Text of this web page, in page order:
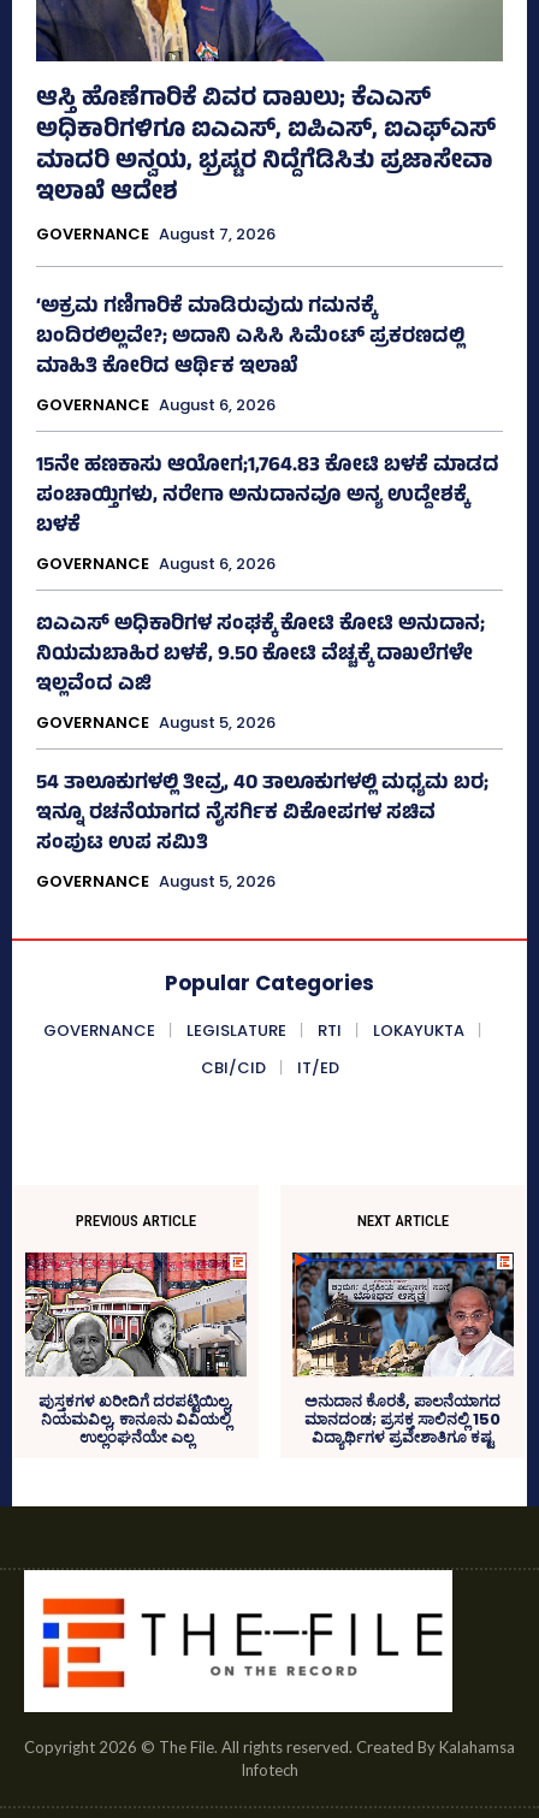
ಆಸ್ತಿ ಹೊಣೆಗಾರಿಕೆ ವಿವರ ದಾಖಲು; ಕೆಎಎಸ್
ಅಧಿಕಾರಿಗಳಿಗೂ ಐಎಎಸ್‌, ಐಪಿಎಸ್‌, ಐಎಫ್‌ಎಸ್‌
ಮಾದರಿ ಅನ್ವಯ, ಭ್ರಷ್ಟರ ನಿದ್ದೆಗೆಡಿಸಿತು ಪ್ರಜಾಸೇವಾ
ಇಲಾಖೆ ಆದೇಶ
GOVERNANCE August 7, 2026
‘ಅಕ್ರಮ ಗಣಿಗಾರಿಕೆ ಮಾಡಿರುವುದು ಗಮನಕ್ಕೆ
ಬಂದಿರಲಿಲ್ಲವೇ?; ಅದಾನಿ ಎಸಿಸಿ ಸಿಮೆಂಟ್ ಪ್ರಕರಣದಲ್ಲಿ
ಮಾಹಿತಿ ಕೋರಿದ ಆರ್ಥಿಕ ಇಲಾಖೆ
GOVERNANCE August 6, 2026
15ನೇ ಹಣಕಾಸು ಆಯೋಗ;1,764.83 ಕೋಟಿ ಬಳಕೆ ಮಾಡದ
ಪಂಚಾಯ್ತಿಗಳು, ನರೇಗಾ ಅನುದಾನವೂ ಅನ್ಯ ಉದ್ದೇಶಕ್ಕೆ
ಬಳಕೆ
GOVERNANCE August 6, 2026
ಐಎಎಸ್‌ ಅಧಿಕಾರಿಗಳ ಸಂಘಕ್ಕೆ ಕೋಟಿ ಕೋಟಿ ಅನುದಾನ;
ನಿಯಮಬಾಹಿರ ಬಳಕೆ, 9.50 ಕೋಟಿ ವೆಚ್ಚಕ್ಕೆ ದಾಖಲೆಗಳೇ
ಇಲ್ಲವೆಂದ ಎಜಿ
GOVERNANCE August 5, 2026
54 ತಾಲೂಕುಗಳಲ್ಲಿ ತೀವ್ರ, 40 ತಾಲೂಕುಗಳಲ್ಲಿ ಮಧ್ಯಮ ಬರ;
ಇನ್ನೂ ರಚನೆಯಾಗದ ನೈಸರ್ಗಿಕ ವಿಕೋಪಗಳ ಸಚಿವ
ಸಂಪುಟ ಉಪ ಸಮಿತಿ
GOVERNANCE August 5, 2026
Popular Categories
GOVERNANCE LEGISLATURE RTI
LOKAYUKTA
CBI/CID
IT/ED
PREVIOUS ARTICLE
ಪುಸ್ತಕಗಳ ಖರೀದಿಗೆ ದರಪಟ್ಟಿಯಿಲ್ಲ,
ನಿಯಮವಿಲ್ಲ, ಕಾನೂನು ವಿವಿಯಲ್ಲಿ
ಉಲ್ಲಂಘನೆಯೇ ಎಲ್ಲ
NEXT ARTICLE
ಅನುದಾನ ಕೊರತೆ, ಪಾಲನೆಯಾಗದ
ಮಾನದಂಡ; ಪ್ರಸಕ್ತ ಸಾಲಿನಲ್ಲಿ 150
ವಿದ್ಯಾರ್ಥಿಗಳ ಪ್ರವೇಶಾತಿಗೂ ಕಷ್ಟ
Copyright 2026 © The File. All rights reserved. Created By Kalahamsa
Infotech